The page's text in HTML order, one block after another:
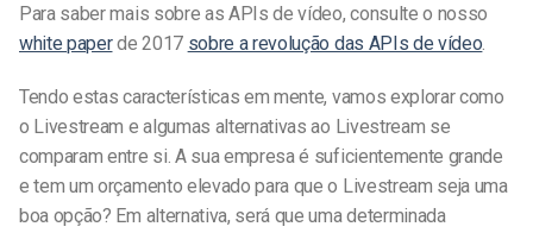
Para saber mais sobre as APIs de vídeo, consulte o nosso
white paperde 2017 sobre a revolução das APIs de vídeo
Tendo estas características em mente, vamos explorar como
o Livestream e algumas alternativas ao Livestream se
comparam entre si. A sua empresa é suficientemente grande
e tem um orçamento elevado para que o Livestream seja uma
boa opção? Em alternativa, será que uma determinada